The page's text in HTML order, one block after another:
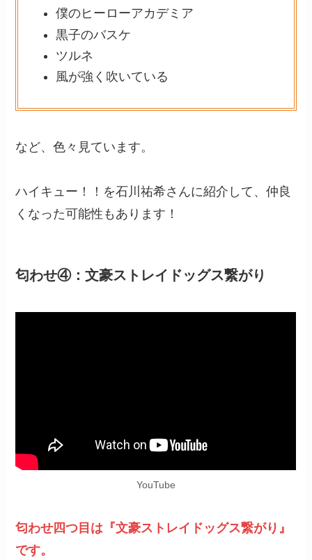
僕のヒーローアカデミア
黒子のバスケ
ツルネ
風が強く吹いている
など、色々見ています。
ハイキュー！！を石川祐希さんに紹介して、仲良
くなった可能性もあります！
匂わせ④：文豪ストレイドッグス繋がり
YouTube
匂わせ四つ目は『文豪ストレイドッグス繋がり』
です。